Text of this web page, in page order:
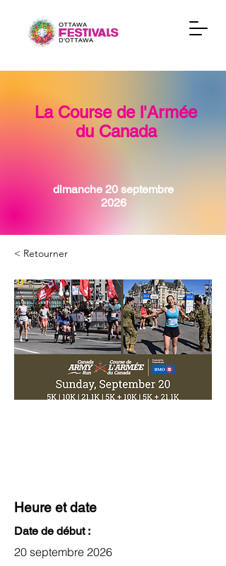
La Course de l'Armée
du Canada
dimanche 20 septembre
2026
< Retourner
Heure et date
Date de début :
20 septembre 2026